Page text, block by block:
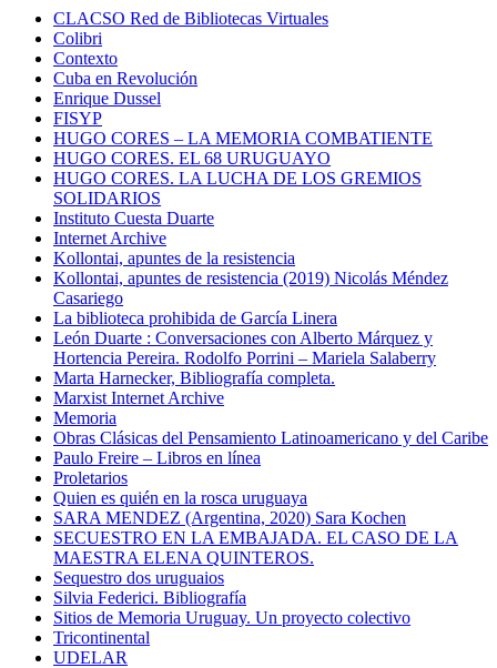
CLACSO Red de Bibliotecas Virtuales
Colibri
Contexto
Cuba en Revolución
Enrique Dussel
FISYP
HUGO CORES – LA MEMORIA COMBATIENTE
HUGO CORES. EL 68 URUGUAYO
HUGO CORES. LA LUCHA DE LOS GREMIOS
SOLIDARIOS
Instituto Cuesta Duarte
Internet Archive
Kollontai, apuntes de la resistencia
Kollontai, apuntes de resistencia (2019) Nicolás Méndez
Casariego
La biblioteca prohibida de García Linera
León Duarte : Conversaciones con Alberto Márquez y
Hortencia Pereira. Rodolfo Porrini – Mariela Salaberry
Marta Harnecker, Bibliografía completa.
Marxist Internet Archive
Memoria
Obras Clásicas del Pensamiento Latinoamericano y del Caribe
Paulo Freire – Libros en línea
Proletarios
Quien es quién en la rosca uruguaya
SARA MENDEZ (Argentina, 2020) Sara Kochen
SECUESTRO EN LA EMBAJADA. EL CASO DE LA
MAESTRA ELENA QUINTEROS.
Sequestro dos uruguaios
Silvia Federici. Bibliografía
Sitios de Memoria Uruguay. Un proyecto colectivo
Tricontinental
UDELAR